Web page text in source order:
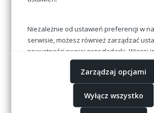
Niezależnie od ustawień preferencji w
serwisie, możesz również zarządzać
prywatności swojej przeglądarki. Więcej
przetwarzaniu danych znajdziesz w
Zarządzaj opcjami
Wyłącz wszystko